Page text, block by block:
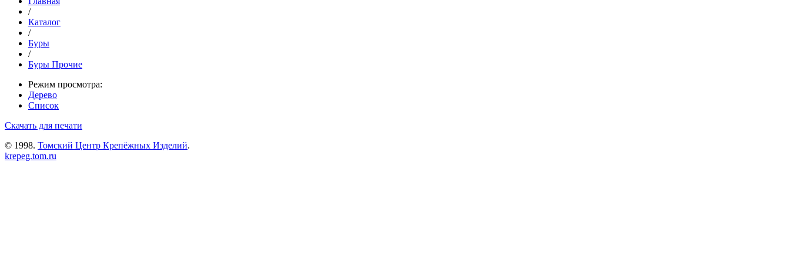
/
Каталог
/
Буры
/
Буры Прочие
Режим просмотра:
Дерево
Список
Скачать для печати
© 1998. Томский Центр Крепёжных Изделий.
krepeg.tom.ru